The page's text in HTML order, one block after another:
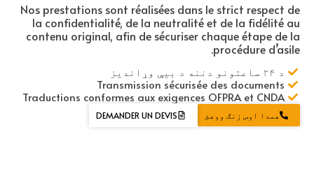
Nos prestations sont réalisées dans le strict respect de
la confidentialité, de la neutralité et de la fidélité au
contenu original, afin de sécuriser chaque étape de la
procédure d’asile.
د ۲۴ ساعتونو دننه د بیې وړاندیز
Transmission sécurisée des documents
Traductions conformes aux exigences OFPRA et CNDA
همدا اوس زنګ ووهئ DEMANDER UN DEVIS